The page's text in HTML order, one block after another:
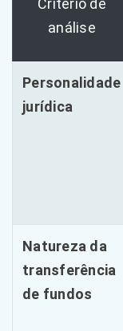
Critério de
análise
Personalidade
jurídica
Natureza da
transferência
de fundos